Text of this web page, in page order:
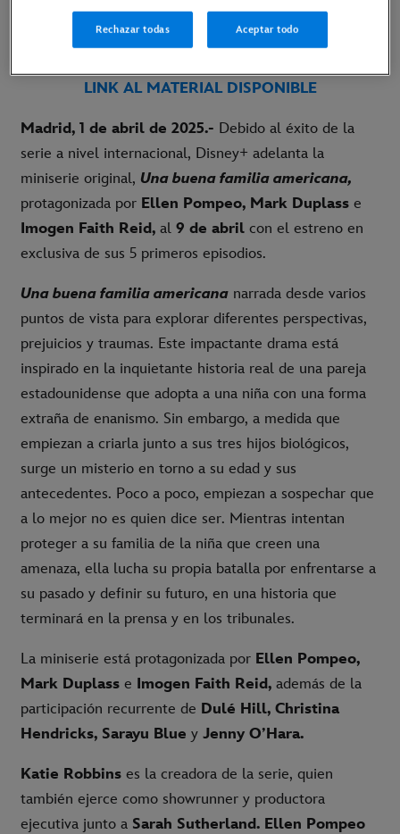
LINK AL TRÁILER
LINK AL MATERIAL DISPONIBLE
Madrid, 1 de abril de 2025.- Debido al éxito de la
serie a nivel internacional, Disney+ adelanta la
miniserie original, Una buena familia americana,
protagonizada por Ellen Pompeo, Mark Duplass e
Imogen Faith Reid, al 9 de abril con el estreno en
exclusiva de sus 5 primeros episodios.
Una buena familia americana narrada desde varios
puntos de vista para explorar diferentes perspectivas,
prejuicios y traumas. Este impactante drama está
inspirado en la inquietante historia real de una pareja
estadounidense que adopta a una niña con una forma
extraña de enanismo. Sin embargo, a medida que
empiezan a criarla junto a sus tres hijos biológicos,
surge un misterio en torno a su edad y sus
antecedentes. Poco a poco, empiezan a sospechar que
a lo mejor no es quien dice ser. Mientras intentan
proteger a su familia de la niña que creen una
amenaza, ella lucha su propia batalla por enfrentarse a
su pasado y definir su futuro, en una historia que
terminará en la prensa y en los tribunales.
La miniserie está protagonizada por Ellen Pompeo,
Mark Duplass e Imogen Faith Reid, además de la
participación recurrente de Dulé Hill, Christina
Hendricks, Sarayu Blue y Jenny O’Hara.
Katie Robbins es la creadora de la serie, quien
también ejerce como showrunner y productora
ejecutiva junto a Sarah Sutherland. Ellen Pompeo
Rechazar todas Aceptar todo